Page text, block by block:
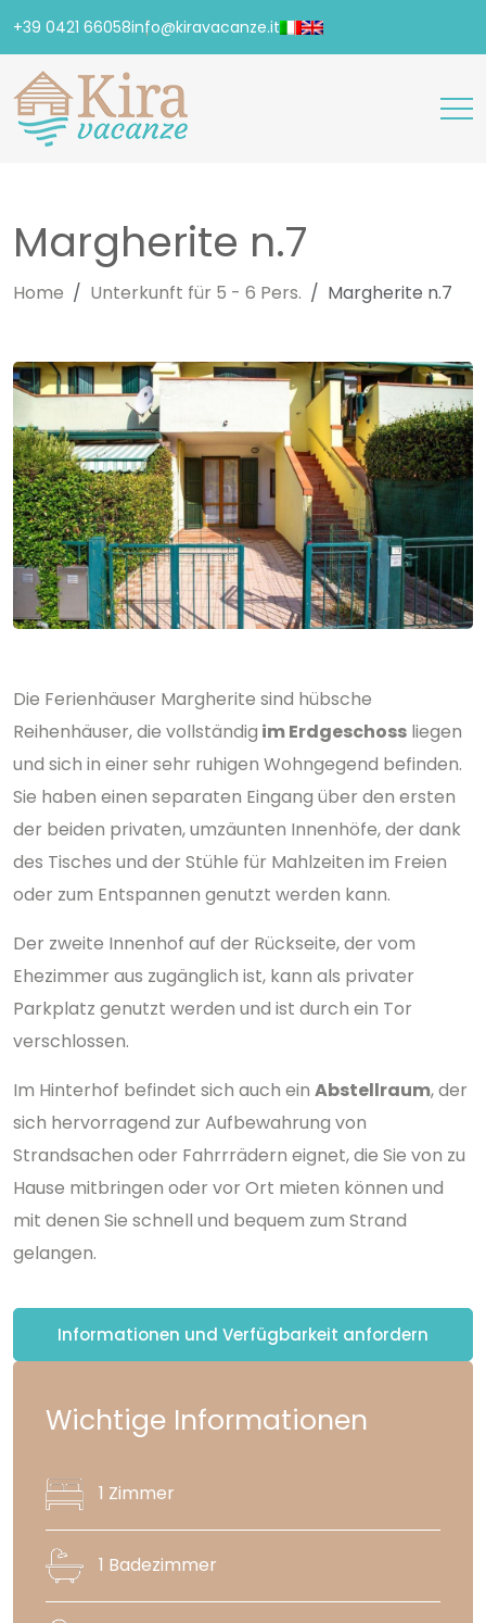
+39 0421 66058info@kiravacanze.it
Margherite n.7
Home Unterkunft für 5 - 6 Pers. Margherite n.7
Die Ferienhäuser Margherite sind hübsche
Reihenhäuser, die vollständig im Erdgeschoss liegen
und sich in einer sehr ruhigen Wohngegend befinden.
Sie haben einen separaten Eingang über den ersten
der beiden privaten, umzäunten Innenhöfe, der dank
des Tisches und der Stühle für Mahlzeiten im Freien
oder zum Entspannen genutzt werden kann.
Der zweite Innenhof auf der Rückseite, der vom
Ehezimmer aus zugänglich ist, kann als privater
Parkplatz genutzt werden und ist durch ein Tor
verschlossen.
Im Hinterhof befindet sich auch ein Abstellraum, der
sich hervorragend zur Aufbewahrung von
Strandsachen oder Fahrrrädern eignet, die Sie von zu
Hause mitbringen oder vor Ort mieten können und
mit denen Sie schnell und bequem zum Strand
gelangen.
Informationen und Verfügbarkeit anfordern
Wichtige Informationen
1 Zimmer
1 Badezimmer